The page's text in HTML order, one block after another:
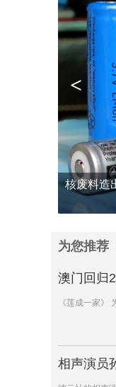
核废料造
<
为您推荐
澳门回归
《莲成一家》
相声演员